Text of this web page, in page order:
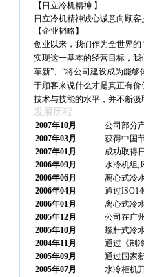
【日立冷机精神 】
日立冷机精神诚心诚意向顾
【企业韬略】
创业以来，我们作为全世界的
实现这一基本的经营目标，我
革新”、“将公司建设成为能
于顾客来说什么才是真正有
技术与技能的水平，并不断
发展历程
2007年10月
公司部分
2007年03月
获得中国
2007年01月
成功取得
2006年09月
水冷机组,
2006年06月
离心式冷
2006年04月
通过
2006年01月
离心式冷
2005年12月
公司在广
2005年10月
螺杆式冷
2004年11月
通过《制
2005年09月
通过国家
2005年07月
水冷柜机